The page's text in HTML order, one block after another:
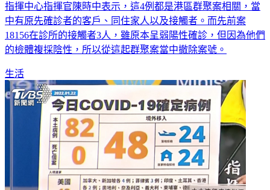
指揮中心指揮官陳時中表示，這4例都是港區群聚案相關，當
中有原先確診者的客戶、同住家人以及接觸者。而先前案
18156在診所的接觸者3人，雖原本呈弱陽性確診，但因為他們
的檢體複採陰性，所以從這起群聚案當中撤除案號。
生活